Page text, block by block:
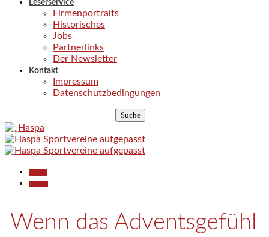
Leserservice
Firmenportraits
Historisches
Jobs
Partnerlinks
Der Newsletter
Kontakt
Impressum
Datenschutzbedingungen
Wenn das Adventsgefühl